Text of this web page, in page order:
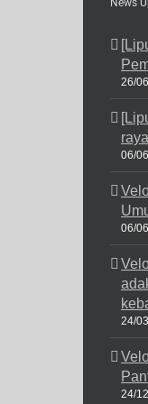
News
26/
06/
06/
24/
24/